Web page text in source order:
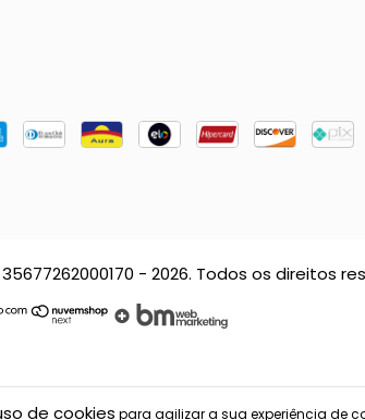
de cookies para agilizar a sua experiência de
- 2026. Todos os direitos